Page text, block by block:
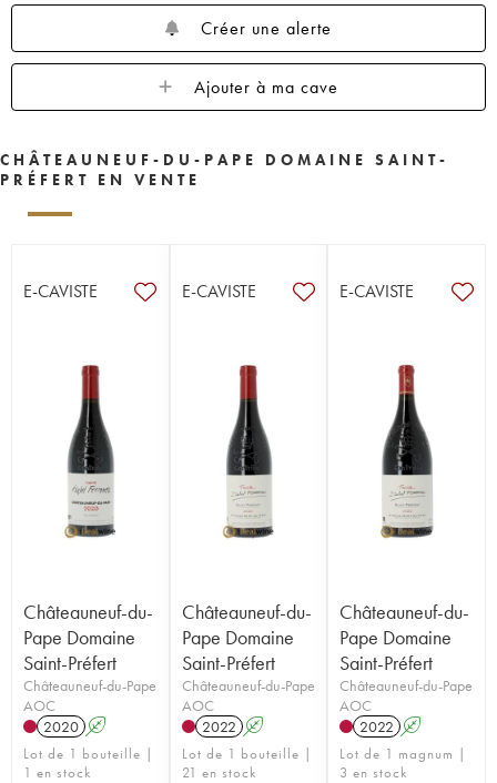
Créer une alerte
Ajouter à ma cave
CHÂTEAUNEUF-DU-PAPE DOMAINE SAINT-
PRÉFERT EN VENTE
E-CAVISTE
Châteauneuf-du-
Pape Domaine
Saint-Préfert
Châteauneuf-du-Pape
AOC
2020 A
Lot de 1 bouteille |
1 en stock
E-CAVISTE
Châteauneuf-du-
Pape Domaine
Saint-Préfert
Châteauneuf-du-Pape
AOC
2022 A
Lot de 1 bouteille |
21 en stock
E-CAVISTE
Châteauneuf-du-
Pape Domaine
Saint-Préfert
Châteauneuf-du-Pape
AOC
2022 A
Lot de 1 magnum |
3 en stock